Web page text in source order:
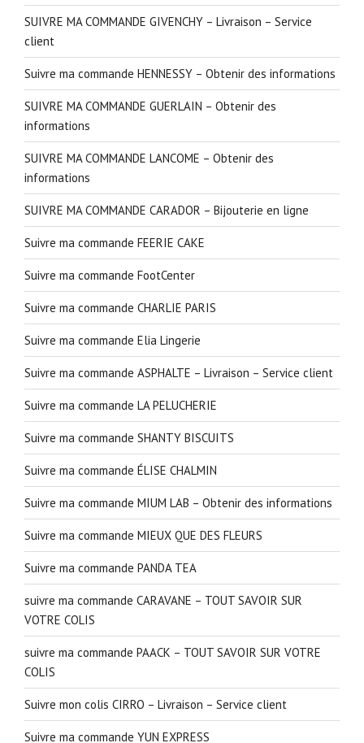
SUIVRE MA COMMANDE GIVENCHY – Livraison – Service
client
Suivre ma commande HENNESSY – Obtenir des informations
SUIVRE MA COMMANDE GUERLAIN – Obtenir des
informations
SUIVRE MA COMMANDE LANCOME – Obtenir des
informations
SUIVRE MA COMMANDE CARADOR – Bijouterie en ligne
Suivre ma commande FEERIE CAKE
Suivre ma commande FootCenter
Suivre ma commande CHARLIE PARIS
Suivre ma commande Elia Lingerie
Suivre ma commande ASPHALTE – Livraison – Service client
Suivre ma commande LA PELUCHERIE
Suivre ma commande SHANTY BISCUITS
Suivre ma commande ÉLISE CHALMIN
Suivre ma commande MIUM LAB – Obtenir des informations
Suivre ma commande MIEUX QUE DES FLEURS
Suivre ma commande PANDA TEA
suivre ma commande CARAVANE – TOUT SAVOIR SUR
VOTRE COLIS
suivre ma commande PAACK – TOUT SAVOIR SUR VOTRE
COLIS
Suivre mon colis CIRRO – Livraison – Service client
Suivre ma commande YUN EXPRESS